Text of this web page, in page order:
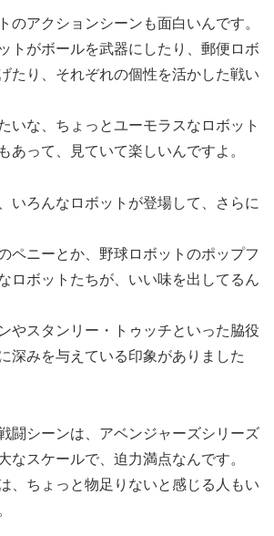
のアクションシーンも面白いんです。
トがボールを武器にしたり、郵便ロボ
たり、それぞれの個性を活かした戦い
たいな、ちょっとユーモラスなロボット
あって、見ていて楽しいんですよ。
いろんなロボットが登場して、さらに
ペニーとか、野球ロボットのポップフ
ロボットたちが、いい味を出してるん
やスタンリー・トゥッチといった脇役
深みを与えている印象がありました
闘シーンは、アベンジャーズシリーズ
なスケールで、迫力満点なんです。
、ちょっと物足りないと感じる人もい